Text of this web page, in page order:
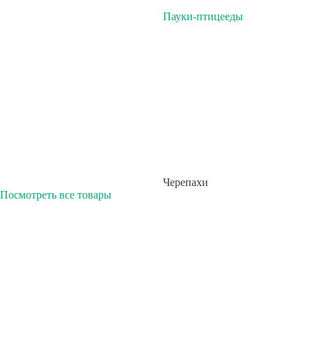
Пауки-птицееды
Черепахи
Посмотреть все товары